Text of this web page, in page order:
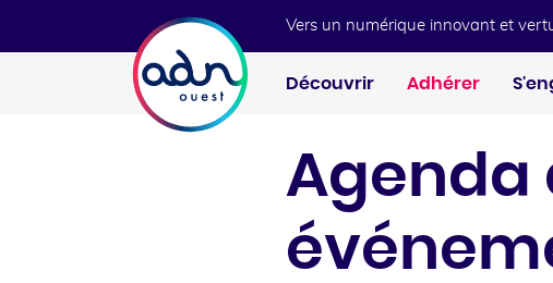
Vers un numérique innovant et
Découvrir Adhérer
Agenda